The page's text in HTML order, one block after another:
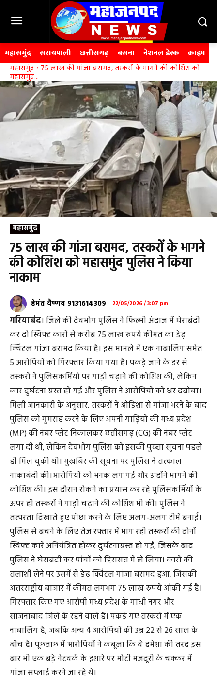
महासमुंद सरायपाली छत्तीसगढ़ बसना नेशनल डेस्क क्राइम
महासमुंद 75 लाख की गांजा बरामद, तस्करों के भागने की कोशिश को
महासमुंद...
महासमुंद
75 लाख की गांजा बरामद, तस्करों के भागने
की कोशिश को महासमुंद पुलिस ने किया
नाकाम
हेमंत वैष्णव 9131614309 22/05/2026 / 3:07 pm
गरियाबंद। जिले की देवभोग पुलिस ने फिल्मी अंदाज में घेराबंदी
कर दो स्विफ्ट कारों से करीब 75 लाख रुपये कीमत का डेढ़
क्विंटल गांजा बरामद किया है। इस मामले में एक नाबालिग समेत
5 आरोपियों को गिरफ्तार किया गया है। पकड़े जाने के डर से
तस्करों ने पुलिसकर्मियों पर गाड़ी चढ़ाने की कोशिश की, लेकिन
कार दुर्घटना ग्रस्त हो गई और पुलिस ने आरोपियों को धर दबोचा।
मिली जानकारी के अनुसार, तस्करों ने ओडिशा से गांजा भरने के बाद
पुलिस को गुमराह करने के लिए अपनी गाड़ियों की मध्य प्रदेश
(MP) की नंबर प्लेट निकालकर छत्तीसगढ़ (CG) की नंबर प्लेट
लगा दी थी, लेकिन देवभोग पुलिस को इसकी पुख्ता सूचना पहले
ही मिल चुकी थी। मुखबिर की सूचना पर पुलिस ने तत्काल
नाकाबंदी की।आरोपियों को भनक लग गई और उन्होंने भागने की
कोशिश की। इस दौरान रोकने का प्रयास कर रहे पुलिसकर्मियों के
ऊपर ही तस्करों ने गाड़ी चढ़ाने की कोशिश भी की। पुलिस ने
तत्परता दिखाते हुए पीछा करने के लिए अलग-अलग टीमें बनाईं।
पुलिस से बचने के लिए तेज रफ्तार में भाग रही तस्करों की दोनों
स्विफ्ट कारें अनियंत्रित होकर दुर्घटनाग्रस्त हो गईं, जिसके बाद
पुलिस ने घेराबंदी कर पांचों को हिरासत में ले लिया। कारों की
तलाशी लेने पर उसमें से डेढ़ क्विंटल गांजा बरामद हुआ, जिसकी
अंतरराष्ट्रीय बाजार में कीमत लगभग 75 लाख रुपये आंकी गई है।
गिरफ्तार किए गए आरोपी मध्य प्रदेश के गांधी नगर और
साजनाबाद जिले के रहने वाले हैं। पकड़े गए तस्करों में एक
नाबालिग है, जबकि अन्य 4 आरोपियों की उम्र 22 से 26 साल के
बीच है। पूछताछ में आरोपियों ने कबूला कि वे हमेशा की तरह इस
बार भी एक बड़े नेटवर्क के इशारे पर मोटी मजदूरी के चक्कर में
गांजा सप्लाई करने जा रहे थे।